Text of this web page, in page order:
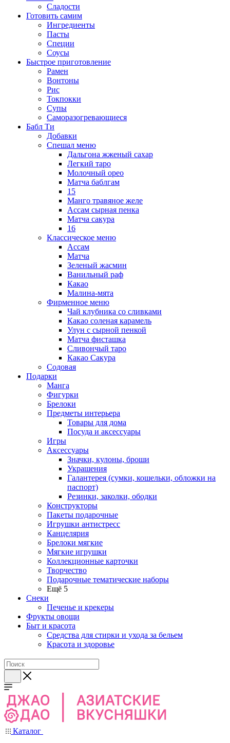
Сладости
Готовить самим
Ингредиенты
Пасты
Специи
Соусы
Быстрое приготовление
Рамен
Вонтоны
Рис
Токпокки
Супы
Саморазогревающиеся
Бабл Ти
Добавки
Спешал меню
Дальгона жженый сахар
Легкий таро
Молочный орео
Матча баблгам
15
Манго травяное желе
Ассам сырная пенка
Матча сакура
16
Классическое меню
Ассам
Матча
Зеленый жасмин
Ванильный раф
Какао
Малина-мята
Фирменное меню
Чай клубника со сливками
Какао соленая карамель
Улун с сырной пенкой
Матча фисташка
Сливончый таро
Какао Сакура
Содовая
Подарки
Манга
Фигурки
Брелоки
Предметы интерьера
Товары для дома
Посуда и аксессуары
Игры
Аксессуары
Значки, кулоны, броши
Украшения
Галантерея (сумки, кошельки, обложки на
паспорт)
Резинки, заколки, ободки
Конструкторы
Пакеты подарочные
Игрушки антистресс
Канцелярия
Брелоки мягкие
Мягкие игрушки
Коллекционные карточки
Творчество
Подарочные тематические наборы
Ещё 5
Снеки
Печенье и крекеры
Фрукты овощи
Быт и красота
Средства для стирки и ухода за бельем
Красота и здоровье
Каталог